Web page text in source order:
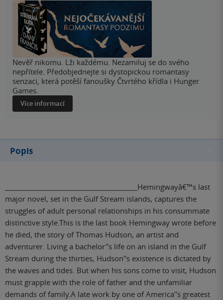
Nevěř nikomu. Lži každému. Nezamiluj se do svého
nepřítele. Předobjednejte si dystopickou romantasy
senzaci, která potěší fanoušky Čtvrtého křídla i Hunger
Games.
Více informací
Popis
______________________________________Hemingwayâ€™s last
major novel, set in the Gulf Stream islands, captures the
struggles of adult personal relationships in his consummate
distinctive style.This is the last book Hemingway wrote before
he died, the story of Thomas Hudson, an artist and
adventurer. Living a bachelor''s life on an island in the Gulf
Stream during the thirties, Hudson''s existence is dictated by
the waves and tides. But when his sons come to visit, Hudson
must grapple with the role of father and the unfamiliar
demands of family.A late work by one of America''s greatest